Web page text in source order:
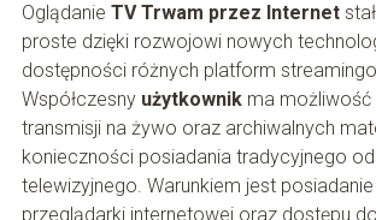
Oglądanie TV Trwam przez Internet
proste dzięki rozwojowi nowych
dostępności różnych platform
Współczesny użytkownikma możliwość
transmisji na żywo oraz archiwalnych
konieczności posiadania tradycyjnego
telewizyjnego. Warunkiem jest
przeglądarki internetowej oraz dostępu